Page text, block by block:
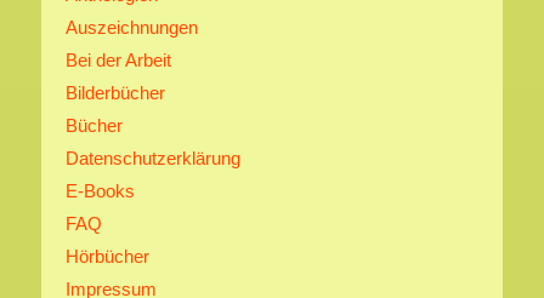
Auszeichnungen
Bei der Arbeit
Bilderbücher
Bücher
Datenschutzerklärung
E-Books
FAQ
Hörbücher
Impressum